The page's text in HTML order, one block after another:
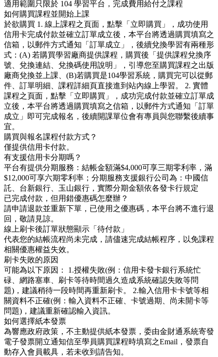
適用範圍只限於 104 學習平台，完成費用給付之課程
如何購買課程並開始上課
於欲購買 1. 線上課程之頁面，點擊「立即購買」，成功使用
信用卡完成付款並確立訂單成立後，本平台將透過購買填寫之
信箱，以郵件方式通知「訂單成立」，後續兌換學習有兩種形
式：(A) 若購買學習廠商提供課程，購買後「提供課程兌換序
號、兌換連結、兌換碼使用說明」，引導您至購買課程之出版
廠商兌換並上課、(B)若購買是104學習系統，購買完可以從郵
件、訂單明細、課程詳細頁直接進到站內線上學習。 2. 實體
課程之頁面，點擊「立即購買」，成功完成付款並確立訂單成
立後，本平台將透過購買填寫之信箱，以郵件方式通知「訂單
成立」即可完成報名，後續開課單位會有專員與您聯繫後續事
宜。
購買與報名課程付款方式？
僅提供信用卡付款。
有支援信用卡分期嗎？
平台有提供分期服務：結帳金額滿$4,000可享三期零利率，滿
$12,000可享六期零利率；分期服務支援銀行公司為：中國信
託、台新銀行、玉山銀行，實際分期金額依各發卡行規定
已完成付款，但用錯優惠碼怎麼辦？
請申請退款並重新下單，已使用之優惠碼，本平台將不進行退
回，敬請見諒。
線上刷卡後訂單狀態顯示「待付款」
代表您的結帳流程尚未完成，請儘速完成結帳程序，以免課程
相關優惠權益失效。
刷卡失敗的原因
可能為以下原因： 1.授權失敗(例：信用卡發卡銀行系統忙
碌、網路塞車、刷卡等待時間過久造成系統確認失敗等問
題)，建議稍待一段時間再重新刷卡。 2.輸入信用卡卡號等相
關資料不正確(例：輸入資料不正確、卡號過期、尚未開卡等
問題)，建議重新確認輸入資訊。
如何選擇紙本發票
為響應政府政策，不主動提供紙本發票，委由金財通系統寄發
電子發票開立通知信至學員購買課程時填寫之Email，發票自
動存入會員載具，若未收到請告知。